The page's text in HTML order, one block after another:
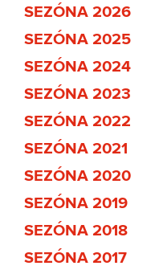
SEZÓNA 2026
SEZÓNA 2025
SEZÓNA 2024
SEZÓNA 2023
SEZÓNA 2022
SEZÓNA 2021
SEZÓNA 2020
SEZÓNA 2019
SEZÓNA 2018
SEZÓNA 2017